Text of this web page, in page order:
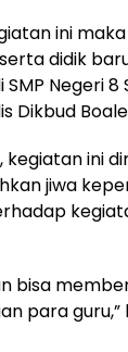
ini
didik
Negeri 8
Dikbud
ini
jiwa
bisa
para guru,”